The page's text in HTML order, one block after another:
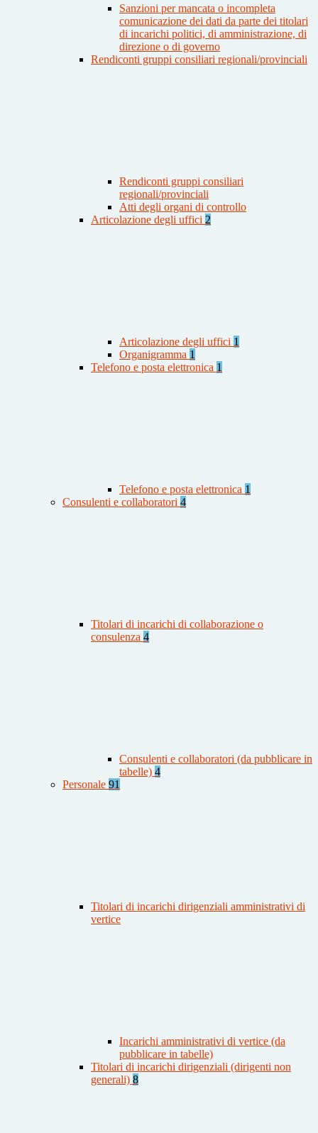
Sanzioni per mancata o incompleta
comunicazione dei dati da parte dei titolari
di incarichi politici, di amministrazione, di
direzione o di governo
Rendiconti gruppi consiliari regionali/provinciali
Rendiconti gruppi consiliari
regionali/provinciali
Atti degli organi di controllo
Articolazione degli uffici 2
Articolazione degli uffici 1
Organigramma 1
Telefono e posta elettronica 1
Telefono e posta elettronica 1
Consulenti e collaboratori 4
Titolari di incarichi di collaborazione o
consulenza 4
Consulenti e collaboratori (da pubblicare in
tabelle) 4
Personale 91
Titolari di incarichi dirigenziali amministrativi di
vertice
Incarichi amministrativi di vertice (da
pubblicare in tabelle)
Titolari di incarichi dirigenziali (dirigenti non
generali) 8